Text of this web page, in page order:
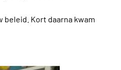
beleid. Kort daarna kwam